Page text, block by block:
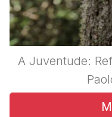
A Juventude: